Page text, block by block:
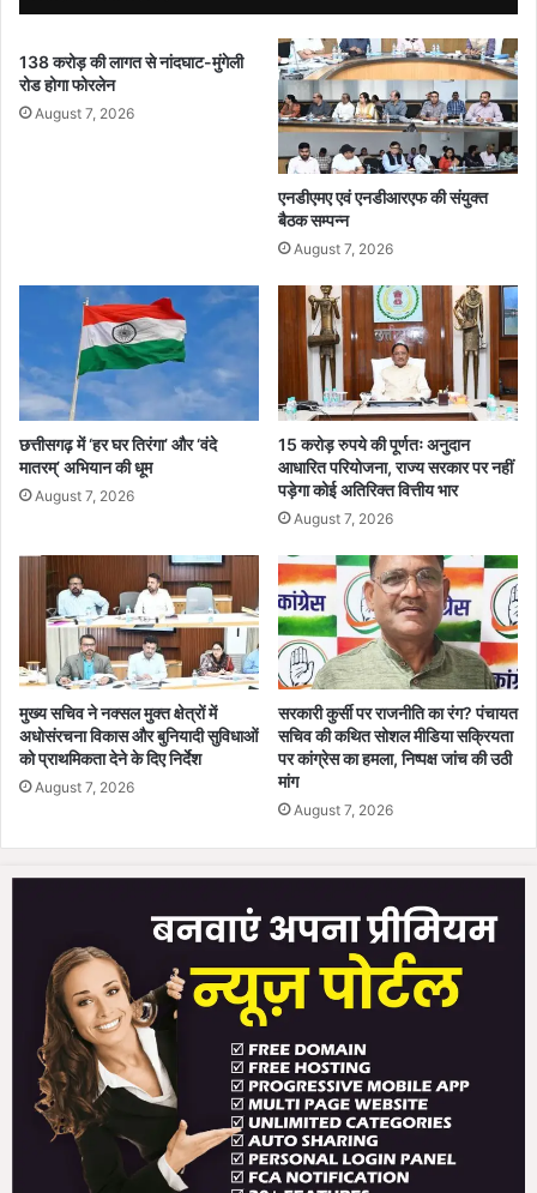
फ
व
री
त
य
क
घो
षि
138 करोड़ की लागत से नांदघाट-मुंगेली
रोड होगा फोरलेन
August 7, 2026
एनडीएमए एवं एनडीआरएफ की संयुक्त
बैठक सम्पन्न
August 7, 2026
छत्तीसगढ़ में ‘हर घर तिरंगा’ और ‘वंदे
मातरम्’ अभियान की धूम
August 7, 2026
15 करोड़ रुपये की पूर्णतः अनुदान
आधारित परियोजना, राज्य सरकार पर नहीं
पड़ेगा कोई अतिरिक्त वित्तीय भार
August 7, 2026
मुख्य सचिव ने नक्सल मुक्त क्षेत्रों में
अधोसंरचना विकास और बुनियादी सुविधाओं
को प्राथमिकता देने के दिए निर्देश
August 7, 2026
सरकारी कुर्सी पर राजनीति का रंग? पंचायत
सचिव की कथित सोशल मीडिया सक्रियता
पर कांग्रेस का हमला, निष्पक्ष जांच की उठी
मांग
August 7, 2026